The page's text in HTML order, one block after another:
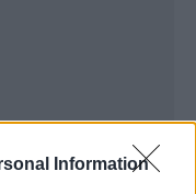
Information